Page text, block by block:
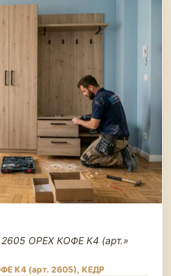
ОРЕХ КОФЕ К4 (арт.»
К4 (арт. 2605), КЕДР